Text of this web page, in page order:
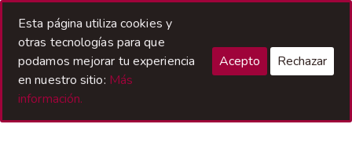
Esta página utiliza cookies y
otras tecnologías para que
podamos mejorar tu experiencia
en nuestro sitio: Más
información.
Acepto Rechazar